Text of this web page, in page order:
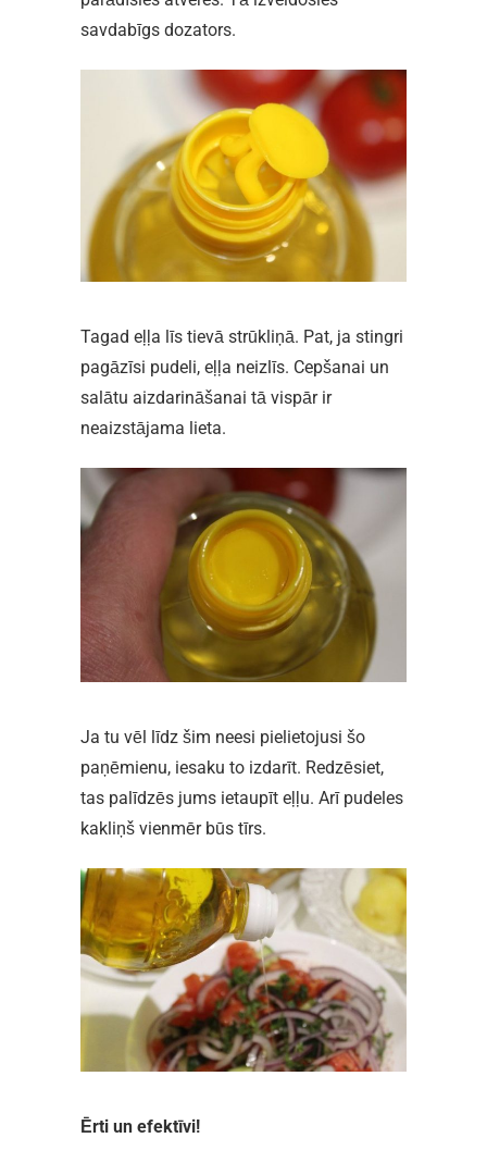
savdabīgs dozators.
Tagad eļļa līs tievā strūkliņā. Pat, ja stingri
pagāzīsi pudeli, eļļa neizlīs. Cepšanai un
salātu aizdarināšanai tā vispār ir
neaizstājama lieta.
Ja tu vēl līdz šim neesi pielietojusi šo
paņēmienu, iesaku to izdarīt. Redzēsiet,
tas palīdzēs jums ietaupīt eļļu. Arī pudeles
kakliņš vienmēr būs tīrs.
Ērti un efektīvi!